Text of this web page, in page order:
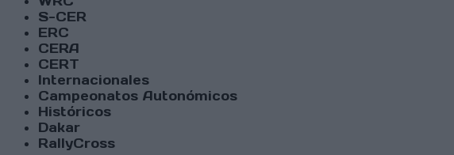
S-CER
ERC
CERA
CERT
Internacionales
Campeonatos Autonómicos
Históricos
Dakar
RallyCross